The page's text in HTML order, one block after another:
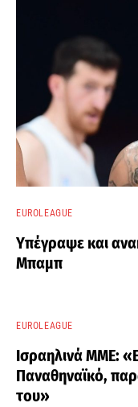
EUROLEAGUE
Υπέγραψε και
Μπαμπ
EUROLEAGUE
Ισραηλινά ΜΜΕ:
Παναθηναϊκό,
του»